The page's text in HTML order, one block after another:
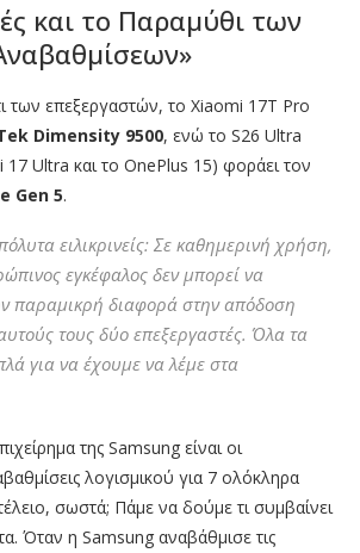
και το Παραμύθι των
των επεξεργαστών, το Xiaomi 17T Pro
Dimensity 9500, ενώ το S26 Ultra
17 Ultra και το OnePlus 15) φοράει τον
Gen 5.
ειλικρινείς: Σε καθημερινή χρήση,
εγκέφαλος δεν μπορεί να
παραμικρή διαφορά στην απόδοση
τους δύο επεξεργαστές. Όλα τα
για να έχουμε να λέμε στα
της Samsung είναι οι
λογισμικού για 7 ολόκληρα
σωστά; Πάμε να δούμε τι συμβαίνει
Όταν η Samsung αναβάθμισε τις